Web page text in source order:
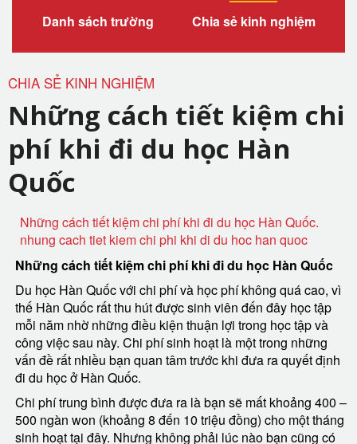
Danh sách trường Chia sẻ kinh nghiệm
CHIA SẺ KINH NGHIỆM
Những cách tiết kiệm chi
phí khi đi du học Hàn
Quốc
Những cách tiết kiệm chi phí khi đi du học Hàn Quốc.
nhung cach tiet kiem chi phi khi di du hoc han quoc
Những cách tiết kiệm chi phí khi đi du học Hàn Quốc
Du học Hàn Quốc với chi phí và học phí không quá cao, vì
thế Hàn Quốc rất thu hút được sinh viên đến đây học tập
mỗi năm nhờ những điều kiện thuận lợi trong học tập và
công việc sau này. Chi phí sinh hoạt là một trong những
vấn đề rất nhiều bạn quan tâm trước khi đưa ra quyết định
đi du học ở Hàn Quốc.
Chi phí trung bình được đưa ra là bạn sẽ mất khoảng 400 –
500 ngàn won (khoảng 8 đến 10 triệu đồng) cho một tháng
sinh hoạt tại đây. Nhưng không phải lúc nào bạn cũng có